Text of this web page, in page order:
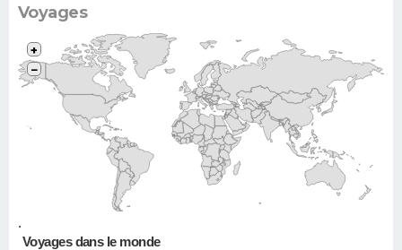
Voyages
•
+
−
Voyages dans le monde